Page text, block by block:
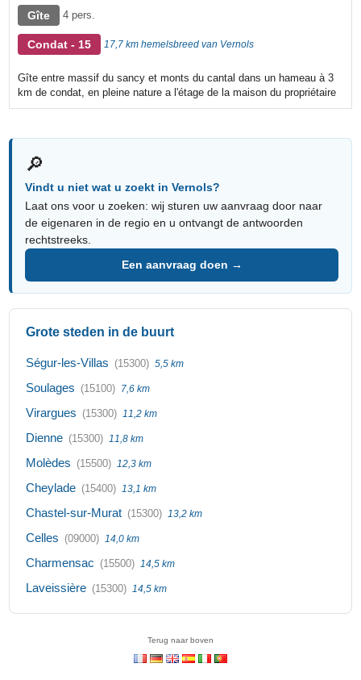
Gîte 4 pers.
Condat - 15 17,7 km hemelsbreed van Vernols
Gîte entre massif du sancy et monts du cantal dans un hameau à 3
km de condat, en pleine nature a l'étage de la maison du propriétaire
🔎
Vindt u niet wat u zoekt in Vernols?
Laat ons voor u zoeken: wij sturen uw aanvraag door naar
de eigenaren in de regio en u ontvangt de antwoorden
rechtstreeks.
Een aanvraag doen →
Grote steden in de buurt
Ségur-les-Villas (15300) 5,5 km
Soulages (15100) 7,6 km
Virargues (15300) 11,2 km
Dienne (15300) 11,8 km
Molèdes (15500) 12,3 km
Cheylade (15400) 13,1 km
Chastel-sur-Murat (15300) 13,2 km
Celles (09000) 14,0 km
Charmensac (15500) 14,5 km
Laveissière (15300) 14,5 km
Terug naar boven